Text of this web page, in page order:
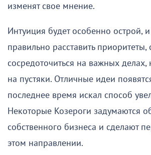
изменят свое мнение.
Интуиция будет особенно острой,
правильно расставить приоритеты,
сосредоточиться на важных делах,
на пустяки. Отличные идеи
последнее время искал способ
Некоторые Козероги задумаются
собственного бизнеса и сделают
этом направлении.